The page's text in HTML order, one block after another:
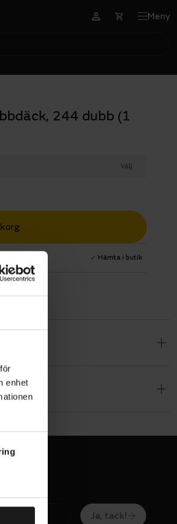
enhet
Meny
244 dubb (1
Välj
Hämta i butik
Ja, tack!